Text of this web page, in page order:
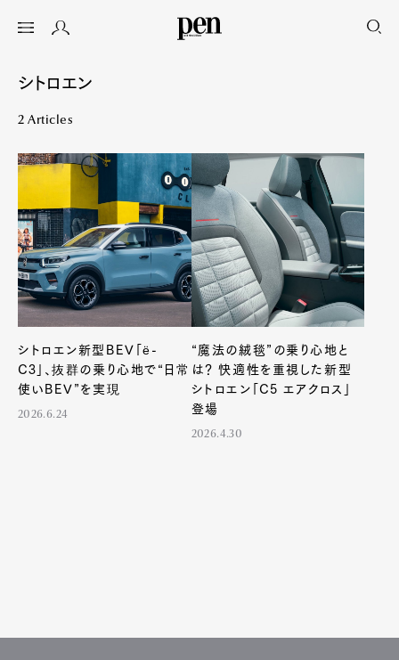
シトロエン
2 Articles
シトロエン新型BEV「ë-
C3」、抜群の乗り心地で“日常
使いBEV”を実現
2026.6.24
“魔法の絨毯”の乗り心地と
は？ 快適性を重視した新型
シトロエン「C5 エアクロス」
登場
2026.4.30